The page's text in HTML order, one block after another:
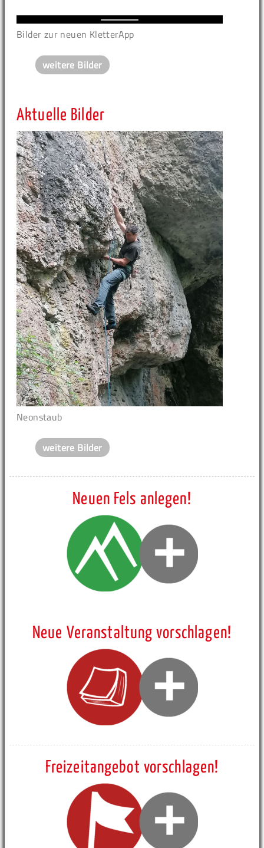
Bilder zur neuen KletterApp
weitere Bilder
Aktuelle Bilder
Neonstaub
weitere Bilder
Neuen Fels anlegen!
Neue Veranstaltung vorschlagen!
Freizeitangebot vorschlagen!